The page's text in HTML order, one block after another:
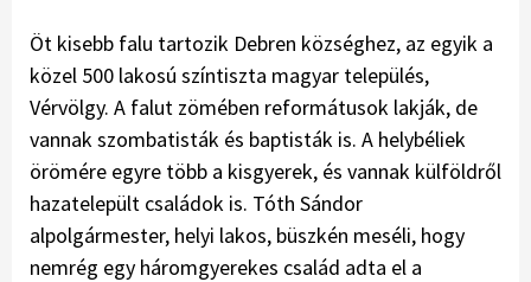
Öt kisebb falu tartozik Debren községhez, az egyik a
közel 500 lakosú színtiszta magyar település,
Vérvölgy. A falut zömében reformátusok lakják, de
vannak szombatisták és baptisták is. A helybéliek
örömére egyre több a kisgyerek, és vannak külföldről
hazatelepült családok is. Tóth Sándor
alpolgármester, helyi lakos, büszkén meséli, hogy
nemrég egy háromgyerekes család adta el a